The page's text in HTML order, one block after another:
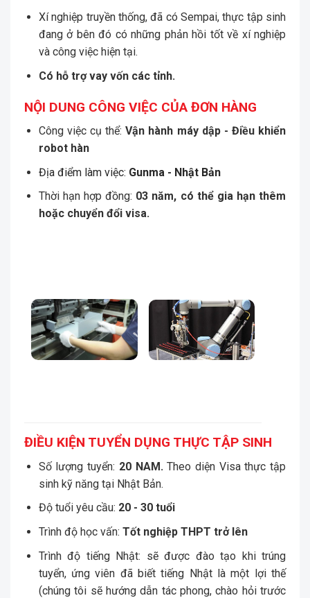
Xí nghiệp truyền thống, đã có Sempai, thực tập sinh
đang ở bên đó có những phản hồi tốt về xí nghiệp
và công việc hiện tại.
Có hỗ trợ vay vốn các tỉnh.
NỘI DUNG CÔNG VIỆC CỦA ĐƠN HÀNG
Công việc cụ thể:Vận hành máy dập - Điều khiển
robot hàn
Địa điểm làm việc: Gunma - Nhật Bản
Thời hạn hợp đồng: 03 năm, có thể gia hạn thêm
hoặc chuyển đổi visa.
ĐIỀU KIỆN TUYỂN DỤNG THỰC TẬP SINH
Số lượng tuyển: 20 NAM.Theo diện Visa thực tập
sinh kỹ năng tại Nhật Bản.
Độ tuổi yêu cầu: 20 - 30tuổi
Trình độ học vấn: Tốt nghiệp THPT trở lên
Trình độ tiếng Nhật: sẽ được đào tạo khi trúng
tuyển, ứng viên đã biết tiếng Nhật là một lợi thế
(chúng tôi sẽ hướng dẫn tác phong, chào hỏi trước